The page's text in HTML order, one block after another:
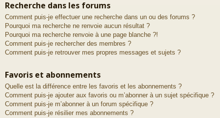
Recherche dans les forums
Comment puis-je effectuer une recherche dans un ou des forums ?
Pourquoi ma recherche ne renvoie aucun résultat ?
Pourquoi ma recherche renvoie à une page blanche ?!
Comment puis-je rechercher des membres ?
Comment puis-je retrouver mes propres messages et sujets ?
Favoris et abonnements
Quelle est la différence entre les favoris et les abonnements ?
Comment puis-je ajouter aux favoris ou m’abonner à un sujet spécifique ?
Comment puis-je m’abonner à un forum spécifique ?
Comment puis-je résilier mes abonnements ?